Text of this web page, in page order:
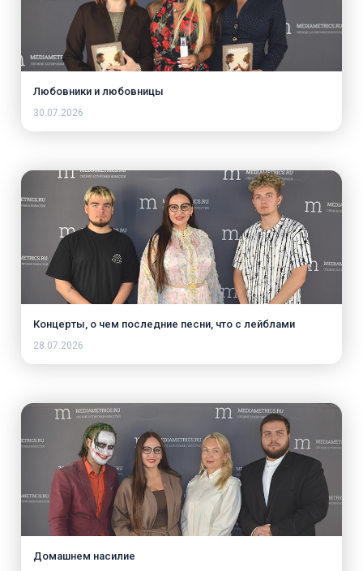
Любовники и любовницы
30.07.2026
Концерты, о чем последние песни, что с лейблами
28.07.2026
Домашнем насилие